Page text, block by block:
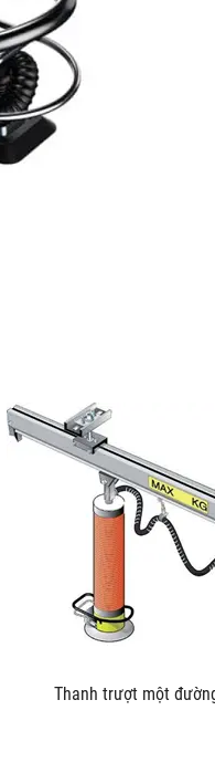
kích Thanh